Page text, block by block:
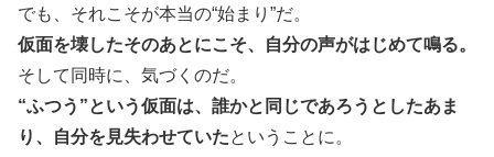
でも、それこそが本当の“始まり”だ。
仮面を壊したそのあとにこそ、自分の声がはじめて鳴る。
そして同時に、気づくのだ。
“ふつう”という仮面は、誰かと同じであろうとしたあま
り、自分を見失わせていたということに。